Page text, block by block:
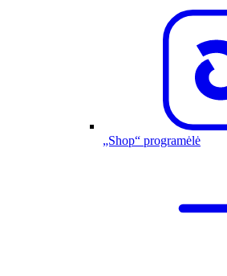
„Shop“ programėlė